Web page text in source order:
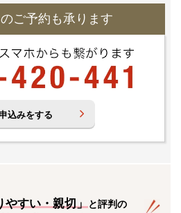
ご予約も承ります
込みをする
やすい・親切」と評判の